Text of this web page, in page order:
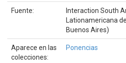
Fuente:
Interaction South
Lationamericana
Buenos Aires)
Aparece en las
colecciones:
Ponencias